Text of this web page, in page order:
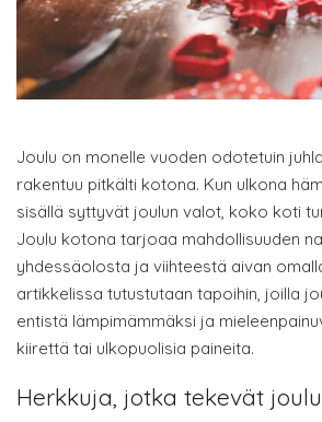
Joulu on monelle vuoden odotetuin
rakentuu pitkälti kotona. Kun ulkona
sisällä syttyvät joulun valot, koko koti
Joulu kotona tarjoaa mahdollisuuden
yhdessäolosta ja viihteestä aivan
artikkelissa tutustutaan tapoihin, joilla
entistä lämpimämmäksi ja
kiirettä tai ulkopuolisia paineita.
Herkkuja, jotka tekevät